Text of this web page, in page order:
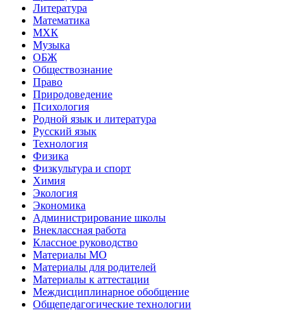
Литература
Математика
МХК
Музыка
ОБЖ
Обществознание
Право
Природоведение
Психология
Родной язык и литература
Русский язык
Технология
Физика
Физкультура и спорт
Химия
Экология
Экономика
Администрирование школы
Внеклассная работа
Классное руководство
Материалы МО
Материалы для родителей
Материалы к аттестации
Междисциплинарное обобщение
Общепедагогические технологии